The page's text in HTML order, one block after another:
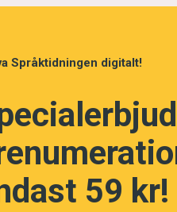
byta inte är
Språktidningen digitalt!
59 kr!